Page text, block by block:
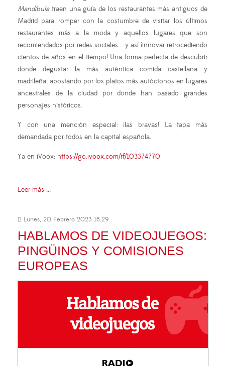
Mandíbulatraen una guía de los restaurantes más antiguos de
Madrid para romper con la costumbre de visitar los últimos
restaurantes más a la moda y aquellos lugares que son
recomiendados por redes sociales... y así ¡innovar retrocediendo
cientos de años en el tiempo! Una forma perfecta de descubrir
donde degustar la más auténtica comida castellana y
madrileña, apostando por los platos más autóctonos en lugares
ancestrales de la ciudad por donde han pasado grandes
personajes históricos.
Y con una mención especial: ¡las bravas! La tapa más
demandada por todos en la capital española.
Ya en iVoox: https://go.ivoox.com/rf/103374770
Leer más ...
Lunes, 20 Febrero 2023 18:29
HABLAMOS DE VIDEOJUEGOS:
PINGÜINOS Y COMISIONES
EUROPEAS